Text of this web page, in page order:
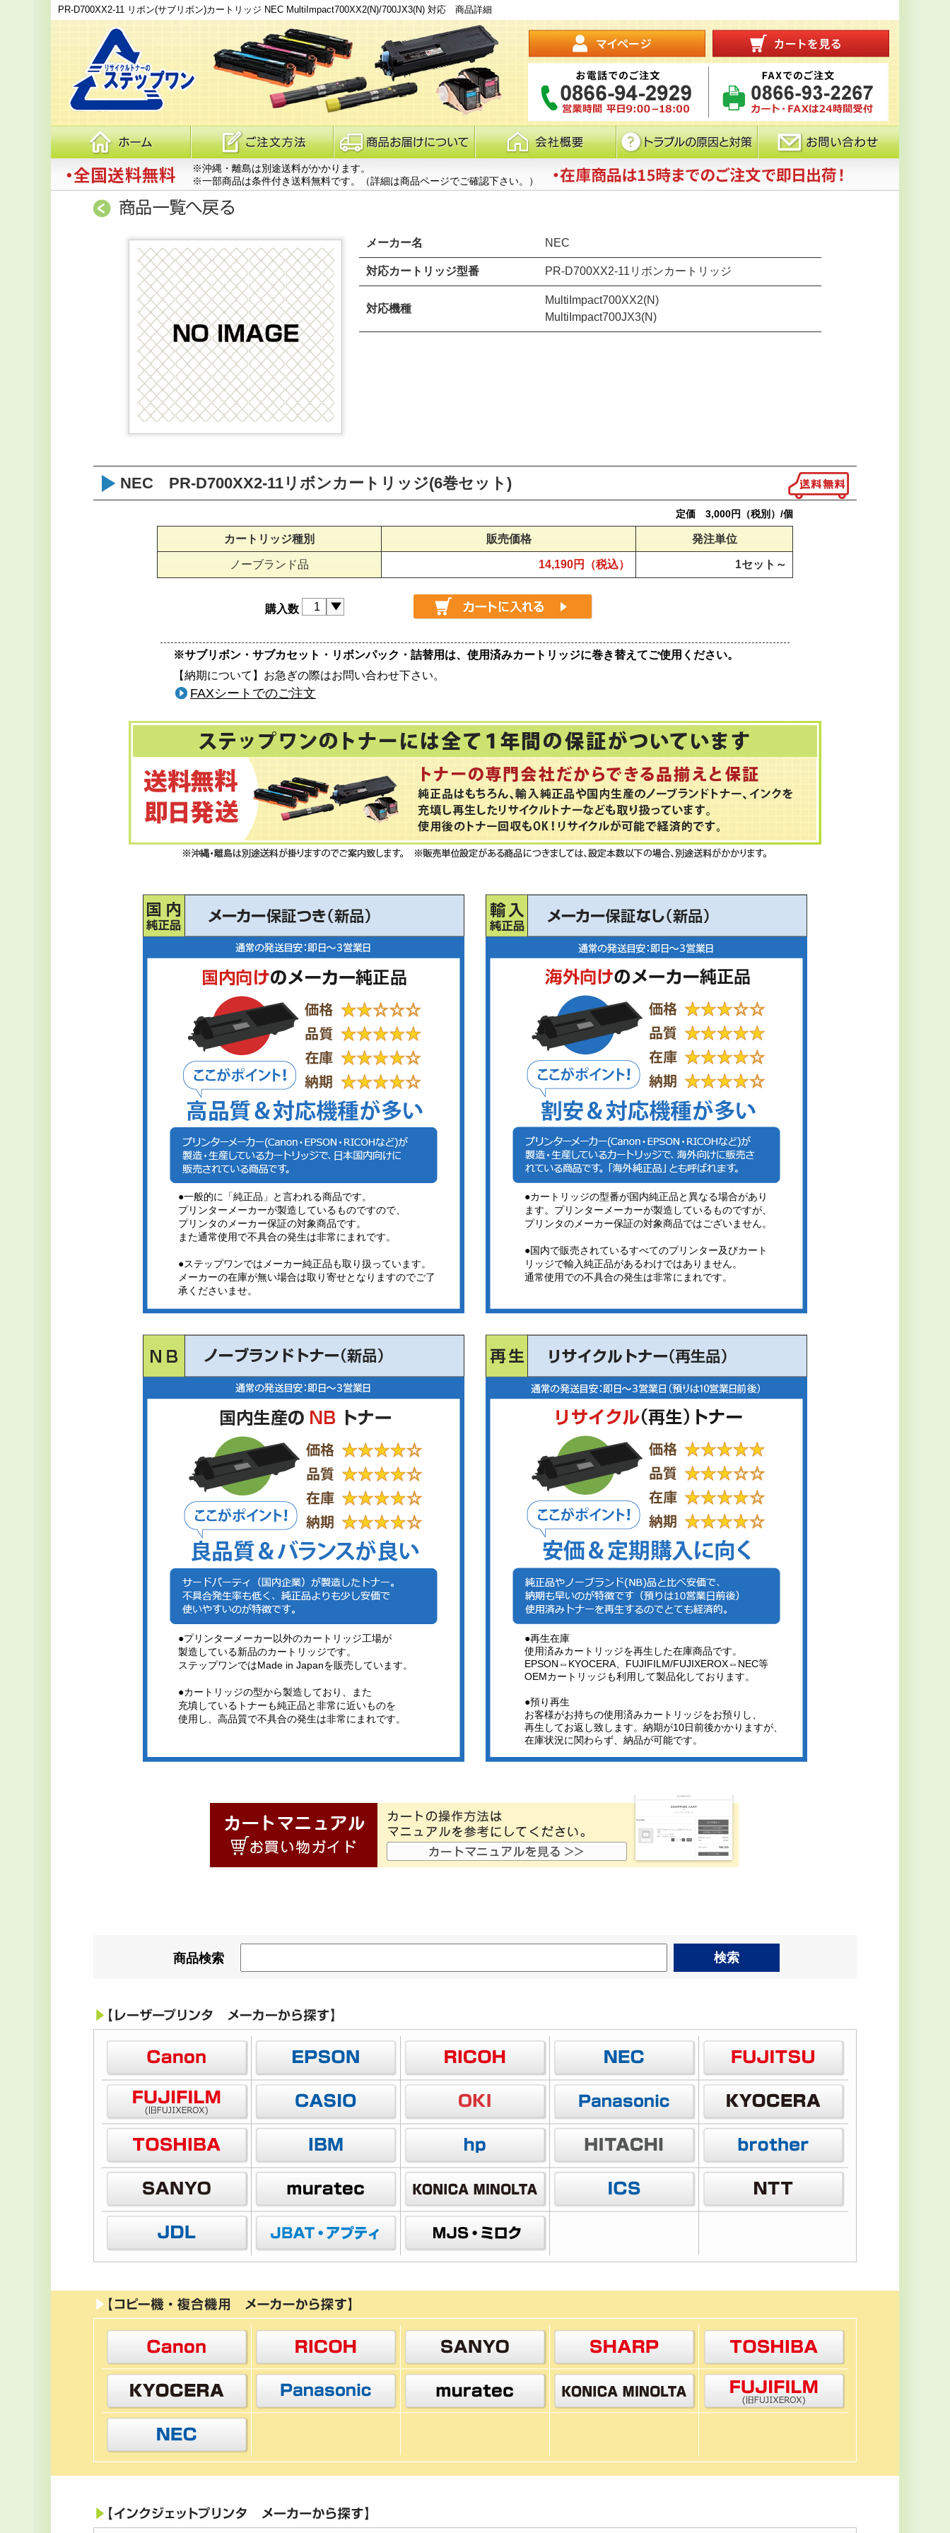
PR-D700XX2-11 リボン(サブリボン)カートリッジ NEC MultiImpact700XX2(N)/700JX3(N) 対応 商品詳細
※沖縄・離島は別途送料がかかります。
※一部商品は条件付き送料無料です。（詳細は商品ページでご確認下さい。）
メーカー名 NEC
対応カートリッジ型番 PR-D700XX2-11リボンカートリッジ
対応機種
MultiImpact700XX2(N)
MultiImpact700JX3(N)
NEC PR-D700XX2-11リボンカートリッジ(6巻セット)
定価 3,000円（税別）/個
カートリッジ種別 販売価格 発注単位
ノーブランド品 14,190円（税込） 1セット～
購入数
※サブリボン・サブカセット・リボンパック・詰替用は、使用済みカートリッジに巻き替えてご使用ください。
【納期について】お急ぎの際はお問い合わせ下さい。
FAXシートでのご注文
●一般的に「純正品」と言われる商品です。
プリンターメーカーが製造しているものですので、
プリンタのメーカー保証の対象商品です。
また通常使用で不具合の発生は非常にまれです。
●ステップワンではメーカー純正品も取り扱っています。
メーカーの在庫が無い場合は取り寄せとなりますのでご了
承くださいませ。
●カートリッジの型番が国内純正品と異なる場合があり
ます。プリンターメーカーが製造しているものですが、
プリンタのメーカー保証の対象商品ではございません。
●国内で販売されているすべてのプリンター及びカート
リッジで輸入純正品があるわけではありません。
通常使用での不具合の発生は非常にまれです。
●プリンターメーカー以外のカートリッジ工場が
製造している新品のカートリッジです。
ステップワンではMade in Japanを販売しています。
●カートリッジの型から製造しており、また
充填しているトナーも純正品と非常に近いものを
使用し、高品質で不具合の発生は非常にまれです。
●再生在庫
使用済みカートリッジを再生した在庫商品です。
EPSON⇔KYOCERA、FUJIFILM/FUJIXEROX⇔NEC等
OEMカートリッジも利用して製品化しております。
●預り再生
お客様がお持ちの使用済みカートリッジをお預りし、
再生してお返し致します。納期が10日前後かかりますが、
在庫状況に関わらず、納品が可能です。